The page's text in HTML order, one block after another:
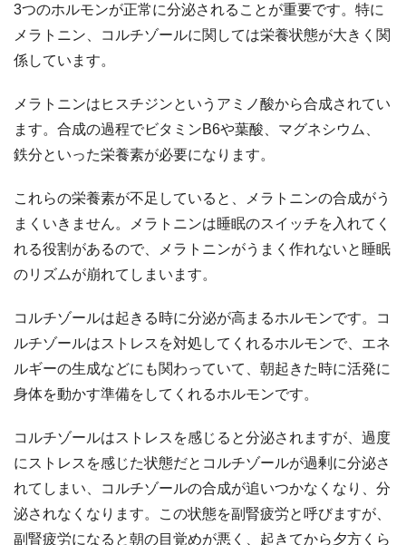
3つのホルモンが正常に分泌されることが重要です。特に
メラトニン、コルチゾールに関しては栄養状態が大きく関
係しています。
メラトニンはヒスチジンというアミノ酸から合成されてい
ます。合成の過程でビタミンB6や葉酸、マグネシウム、
鉄分といった栄養素が必要になります。
これらの栄養素が不足していると、メラトニンの合成がう
まくいきません。メラトニンは睡眠のスイッチを入れてく
れる役割があるので、メラトニンがうまく作れないと睡眠
のリズムが崩れてしまいます。
コルチゾールは起きる時に分泌が高まるホルモンです。コ
ルチゾールはストレスを対処してくれるホルモンで、エネ
ルギーの生成などにも関わっていて、朝起きた時に活発に
身体を動かす準備をしてくれるホルモンです。
コルチゾールはストレスを感じると分泌されますが、過度
にストレスを感じた状態だとコルチゾールが過剰に分泌さ
れてしまい、コルチゾールの合成が追いつかなくなり、分
泌されなくなります。この状態を副腎疲労と呼びますが、
副腎疲労になると朝の目覚めが悪く、起きてから夕方くら